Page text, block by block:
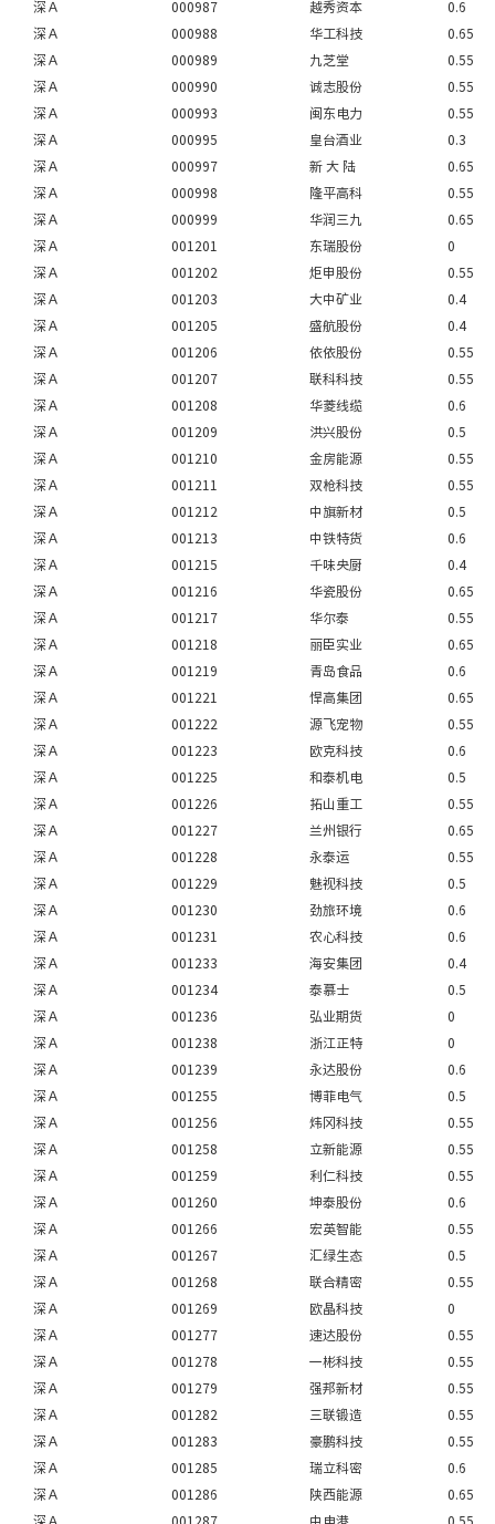
深Ａ
000987 越秀资本
0.6
深Ａ
000988 华工科技
0.65
深Ａ
000989 九芝堂
0.55
深Ａ
000990 诚志股份
0.55
深Ａ
000993 闽东电力
0.55
深Ａ
000995 皇台酒业
0.3
深Ａ
000997 新 大 陆
0.65
深Ａ
000998 隆平高科
0.55
深Ａ
000999 华润三九
0.65
深Ａ
001201 东瑞股份
0
深Ａ
001202 炬申股份
0.55
深Ａ
001203 大中矿业
0.4
深Ａ
001205 盛航股份
0.4
深Ａ
001206 依依股份
0.55
深Ａ
001207 联科科技
0.55
深Ａ
001208 华菱线缆
0.6
深Ａ
001209 洪兴股份
0.5
深Ａ
001210 金房能源
0.55
深Ａ
001211 双枪科技
0.55
深Ａ
001212 中旗新材
0.5
深Ａ
001213 中铁特货
0.6
深Ａ
001215 千味央厨
0.4
深Ａ
001216 华瓷股份
0.65
深Ａ
001217 华尔泰
0.55
深Ａ
001218 丽臣实业
0.65
深Ａ
001219 青岛食品
0.6
深Ａ
001221 悍高集团
0.65
深Ａ
001222 源飞宠物
0.55
深Ａ
001223 欧克科技
0.6
深Ａ
001225 和泰机电
0.5
深Ａ
001226 拓山重工
0.55
深Ａ
001227 兰州银行
0.65
深Ａ
001228 永泰运
0.55
深Ａ
001229 魅视科技
0.5
深Ａ
001230 劲旅环境
0.6
深Ａ
001231 农心科技
0.6
深Ａ
001233 海安集团
0.4
深Ａ
001234 泰慕士
0.5
深Ａ
001236 弘业期货
0
深Ａ
001238 浙江正特
0
深Ａ
001239 永达股份
0.6
深Ａ
001255 博菲电气
0.5
深Ａ
001256 炜冈科技
0.55
深Ａ
001258 立新能源
0.55
深Ａ
001259 利仁科技
0.55
深Ａ
001260 坤泰股份
0.6
深Ａ
001266 宏英智能
0.55
深Ａ
001267 汇绿生态
0.5
深Ａ
001268 联合精密
0.55
深Ａ
001269 欧晶科技
0
深Ａ
001277 速达股份
0.55
深Ａ
001278 一彬科技
0.55
深Ａ
001279 强邦新材
0.55
深Ａ
001282 三联锻造
0.55
深Ａ
001283 豪鹏科技
0.55
深Ａ
001285 瑞立科密
0.6
深Ａ
001286 陕西能源
0.65
深Ａ
001287 中电港 0.55